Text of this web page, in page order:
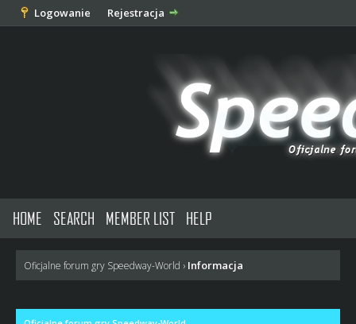
Logowanie Rejestracja
HOME SEARCH MEMBER LIST HELP
Oficjalne forum gry Speedway-World › Informacja